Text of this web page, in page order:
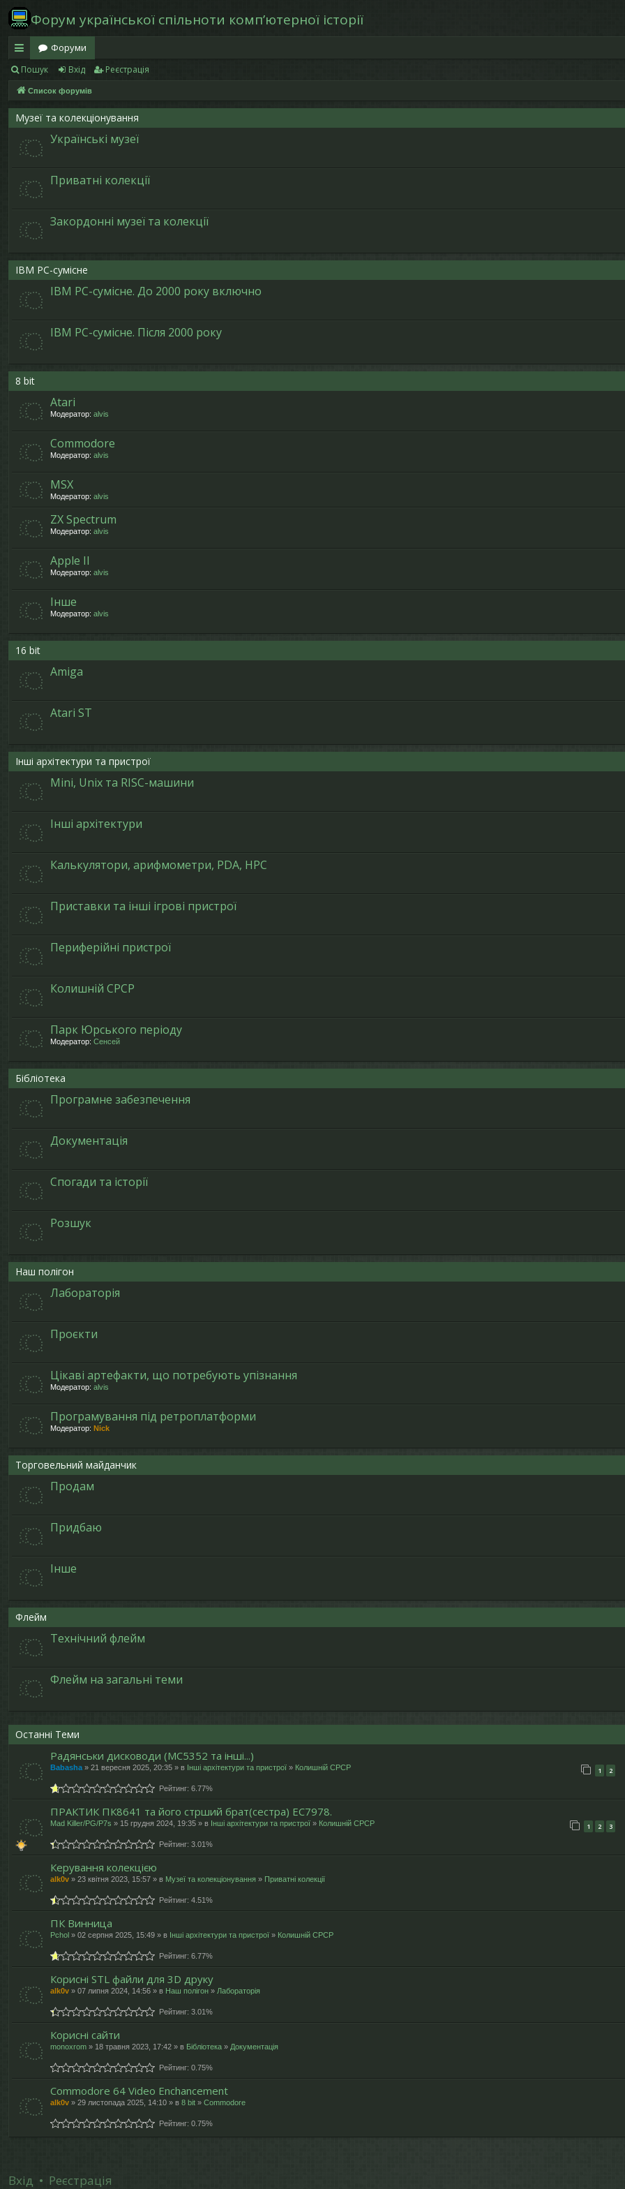
Форум української спільноти компʼютерної історії
в
и
дк
ос
ту
Форуми
Пошук Вхід Реєстрація
Список форумів
Музеї та колекціонування
Українські музеї
Приватні колекції
Закордонні музеї та колекції
IBM PC-сумісне
IBM PC-сумісне. До 2000 року включно
IBM PC-сумісне. Після 2000 року
8 bit
Atari
Модератор: alvis
Commodore
Модератор: alvis
MSX
Модератор: alvis
ZX Spectrum
Модератор: alvis
Apple II
Модератор: alvis
Інше
Модератор: alvis
16 bit
Amiga
Atari ST
Інші архітектури та пристрої
Mini, Unix та RISC-машини
Інші архітектури
Калькулятори, арифмометри, PDA, HPC
Приставки та інші ігрові пристрої
Периферійні пристрої
Колишній СРСР
Парк Юрського періоду
Модератор: Сенсей
Бібліотека
Програмне забезпечення
Документація
Спогади та історії
Розшук
Наш полігон
Лабораторія
Проєкти
Цікаві артефакти, що потребують упізнання
Модератор: alvis
Програмування під ретроплатформи
Модератор: Nick
Торговельний майданчик
Продам
Придбаю
Інше
Флейм
Технічний флейм
Флейм на загальні теми
Останні Теми
Радянськи дисководи (МС5352 та інші...)
1 2
Babasha » 21 вересня 2025, 20:35 » в Інші архітектури та пристрої » Колишній СРСР
Рейтинг: 6.77%
ПРАКТИК ПК8641 та його стрший брат(сестра) ЕС7978.
1 2 3
Mad Killer/PG/P7s » 15 грудня 2024, 19:35 » в Інші архітектури та пристрої » Колишній СРСР
Рейтинг: 3.01%
Керування колекцією
alk0v » 23 квітня 2023, 15:57 » в Музеї та колекціонування » Приватні колекції
Рейтинг: 4.51%
ПК Винница
Pchol » 02 серпня 2025, 15:49 » в Інші архітектури та пристрої » Колишній СРСР
Рейтинг: 6.77%
Корисні STL файли для 3D друку
alk0v » 07 липня 2024, 14:56 » в Наш полігон » Лабораторія
Рейтинг: 3.01%
Корисні сайти
monoxrom » 18 травня 2023, 17:42 » в Бібліотека » Документація
Рейтинг: 0.75%
Commodore 64 Video Enchancement
alk0v » 29 листопада 2025, 14:10 » в 8 bit » Commodore
Рейтинг: 0.75%
Вхід • Реєстрація